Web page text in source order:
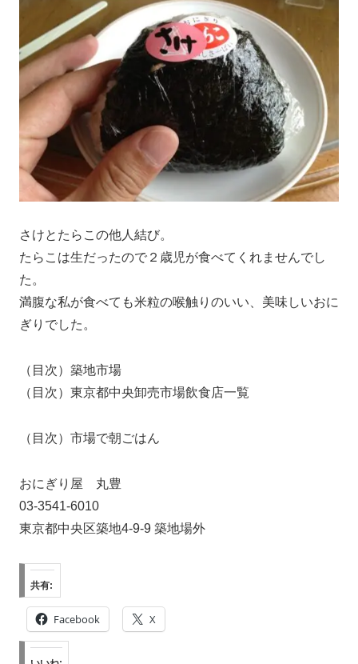
さけとたらこの他人結び。
たらこは生だったので２歳児が食べてくれませんでし
た。
満腹な私が食べても米粒の喉触りのいい、美味しいおに
ぎりでした。
（目次）築地市場
（目次）東京都中央卸売市場飲食店一覧
（目次）市場で朝ごはん
おにぎり屋 丸豊
03-3541-6010
東京都中央区築地4-9-9 築地場外
共有:
Facebook X